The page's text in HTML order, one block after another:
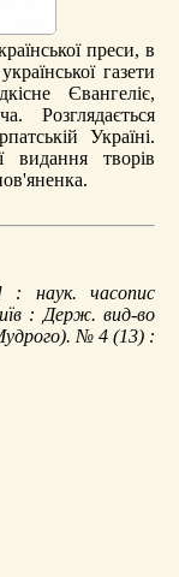
преси, в
газети
Євангеліє,
Розглядається
Україні.
видання творів
: наук. часопис
: Держ. вид-во
№ 4 (13) :